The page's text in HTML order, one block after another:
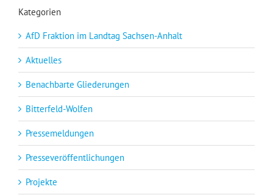
Kategorien
AfD Fraktion im Landtag Sachsen-Anhalt
Aktuelles
Benachbarte Gliederungen
Bitterfeld-Wolfen
Pressemeldungen
Presseveröffentlichungen
Projekte